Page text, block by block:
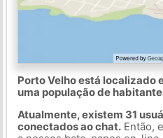
Porto Velho está localizado
uma população de
Atualmente, existem 31
conectados ao chat.Então,